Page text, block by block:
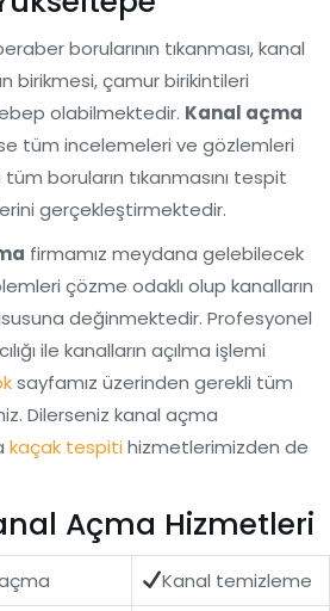
borularının tıkanması, kanal
birikmesi, çamur birikintileri
olabilmektedir. Kanal açma
tüm incelemeleri ve gözlemleri
boruların tıkanmasını tespit
gerçekleştirmektedir.
firmamız meydana gelebilecek
çözme odaklı olup kanalların
değinmektedir. Profesyonel
ile kanalların açılma işlemi
sayfamız üzerinden gerekli tüm
Dilerseniz kanal açma
kaçak tespitihizmetlerimizden de
Açma Hizmetleri
Kanal temizleme